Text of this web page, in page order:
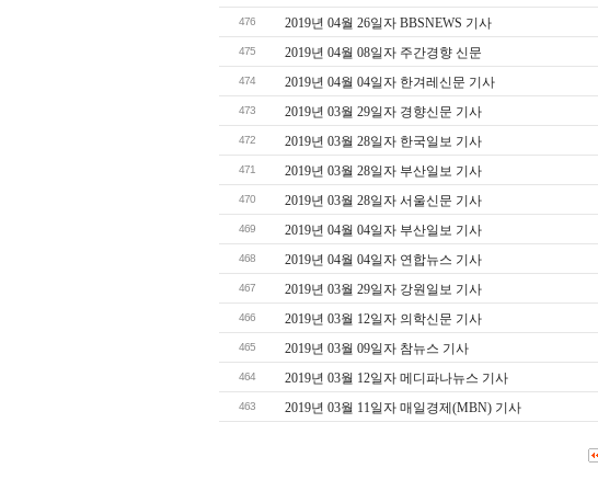
476 2019년 04월 26일자 BBSNEWS 기사
475 2019년 04월 08일자 주간경향 신문
474 2019년 04월 04일자 한겨레신문 기사
473 2019년 03월 29일자 경향신문 기사
472 2019년 03월 28일자 한국일보 기사
471 2019년 03월 28일자 부산일보 기사
470 2019년 03월 28일자 서울신문 기사
469 2019년 04월 04일자 부산일보 기사
468 2019년 04월 04일자 연합뉴스 기사
467 2019년 03월 29일자 강원일보 기사
466 2019년 03월 12일자 의학신문 기사
465 2019년 03월 09일자 참뉴스 기사
464 2019년 03월 12일자 메디파나뉴스 기사
463 2019년 03월 11일자 매일경제(MBN) 기사